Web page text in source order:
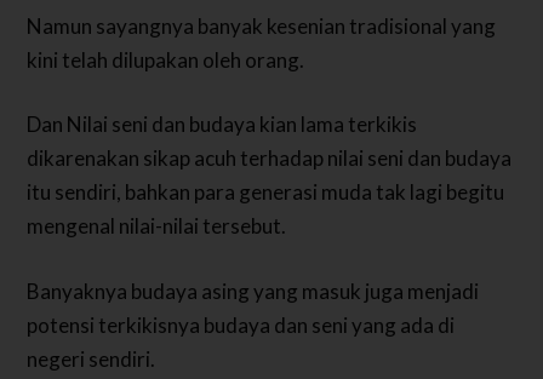
Namun sayangnya banyak kesenian tradisional yang
kini telah dilupakan oleh orang.
Dan Nilai seni dan budaya kian lama terkikis
dikarenakan sikap acuh terhadap nilai seni dan budaya
itu sendiri, bahkan para generasi muda tak lagi begitu
mengenal nilai-nilai tersebut.
Banyaknya budaya asing yang masuk juga menjadi
potensi terkikisnya budaya dan seni yang ada di
negeri sendiri.